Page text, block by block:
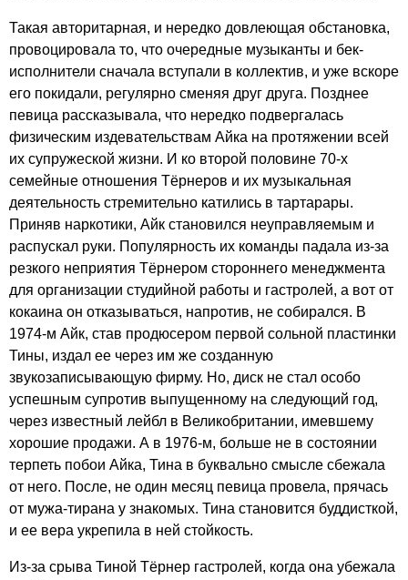
Такая авторитарная, и нередко довлеющая обстановка,
провоцировала то, что очередные музыканты и бек-
исполнители сначала вступали в коллектив, и уже вскоре
его покидали, регулярно сменяя друг друга. Позднее
певица рассказывала, что нередко подвергалась
физическим издевательствам Айка на протяжении всей
их супружеской жизни. И ко второй половине 70-х
семейные отношения Тёрнеров и их музыкальная
деятельность стремительно катились в тартарары.
Приняв наркотики, Айк становился неуправляемым и
распускал руки. Популярность их команды падала из-за
резкого неприятия Тёрнером стороннего менеджмента
для организации студийной работы и гастролей, а вот от
кокаина он отказываться, напротив, не собирался. В
1974-м Айк, став продюсером первой сольной пластинки
Тины, издал ее через им же созданную
звукозаписывающую фирму. Но, диск не стал особо
успешным супротив выпущенному на следующий год,
через известный лейбл в Великобритании, имевшему
хорошие продажи. А в 1976-м, больше не в состоянии
терпеть побои Айка, Тина в буквально смысле сбежала
от него. После, не один месяц певица провела, прячась
от мужа-тирана у знакомых. Тина становится буддисткой,
и ее вера укрепила в ней стойкость.
Из-за срыва Тиной Тёрнер гастролей, когда она убежала